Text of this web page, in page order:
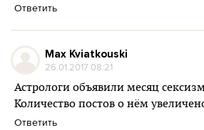
Ответить
Max Kviatkouski
26.01.2017 08:21
Астрологи объявили месяц
Количество постов о нём
Ответить